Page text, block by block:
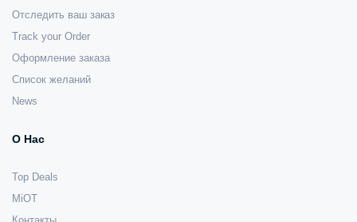
Отследить ваш заказ
Track your Order
Оформление заказа
Список желаний
News
О Нас
Top Deals
MiOT